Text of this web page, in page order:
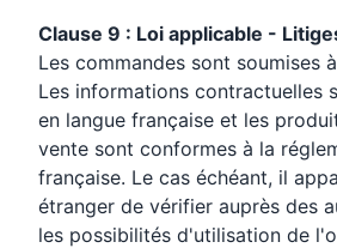
Clause 9 : Loi applicable -
Les commandes sont soumises
Les informations contractuelles
en langue française et les
vente sont conformes à la
française. Le cas échéant, il
étranger de vérifier auprès des
les possibilités d'utilisation de